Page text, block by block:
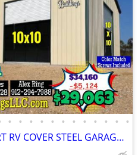
• • • • • • • • • • • •
METAL BUILDINGS CARPORT RV COVER STEEL GARAGE POLE BARN METAL BUILDING